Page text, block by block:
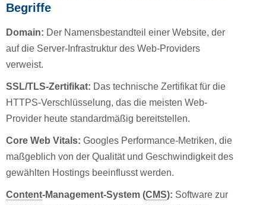
Begriffe
Domain: Der Namensbestandteil einer Website, der
auf die Server-Infrastruktur des Web-Providers
verweist.
SSL/TLS-Zertifikat: Das technische Zertifikat für die
HTTPS-Verschlüsselung, das die meisten Web-
Provider heute standardmäßig bereitstellen.
Core Web Vitals: Googles Performance-Metriken, die
maßgeblich von der Qualität und Geschwindigkeit des
gewählten Hostings beeinflusst werden.
Content-Management-System (CMS): Software zur